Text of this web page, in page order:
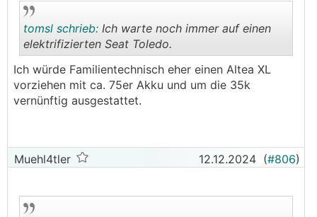
..
tomsl schrieb: Ich warte noch immer auf einen
elektrifizierten Seat Toledo.
Ich würde Familientechnisch eher einen Altea XL
vorziehen mit ca. 75er Akku und um die 35k
vernünftig ausgestattet.
Muehl4tler 12.12.2024 (#806)